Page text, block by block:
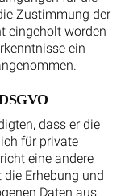
Zustimmung der
eingeholt worden
ein
dass er die
für private
eine andere
die Erhebung und
Daten aus